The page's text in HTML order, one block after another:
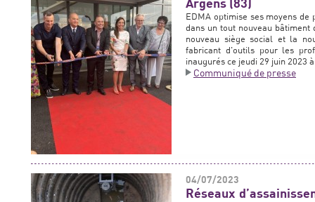
EDMA optimise ses moyens
dans un tout nouveau bâtiment
nouveau siège social et la
fabricant d'outils pour les
inaugurés ce jeudi 29 juin 2023
Communiqué de presse
04/07/2023
Réseaux